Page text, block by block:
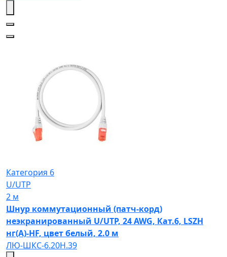
Категория 6
U/UTP
2 м
Шнур коммутационный (патч-корд)
неэкранированный U/UTP, 24 AWG, Кат.6, LSZH
нг(А)-HF, цвет белый, 2.0 м
ЛЮ-ШКС-6.20Н.39